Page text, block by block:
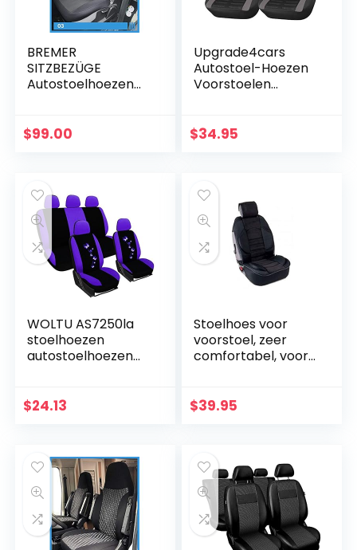
BREMER
SITZBEZÜGE
Autostoelhoezen
bestuurder en
$99.00
Upgrade4cars
Autostoel-Hoezen
Voorstoelen
Autostoel-Hoes
$34.95
WOLTU AS7250la
stoelhoezen
autostoelhoezen
borduurwerk,
$24.13
Stoelhoes voor
voorstoel, zeer
comfortabel, voor
1 stuks, zwart
$39.95